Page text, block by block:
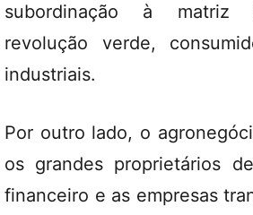
subordinação à matriz
revolução verde,
industriais.
Por outro lado, o
os grandes proprietários
financeiro e as empresas